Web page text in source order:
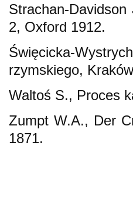
Strachan-
2, Oxford 1912.
Święcicka-
rzymskiego,
Waltoś S., Proces
Zumpt W.A., Der
1871.